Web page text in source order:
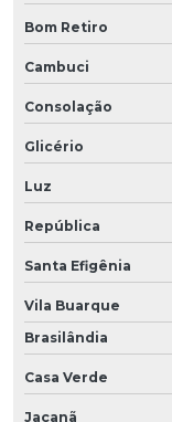
Bom Retiro
Cambuci
Consolação
Glicério
Luz
República
Santa Efigênia
Vila Buarque
Brasilândia
Casa Verde
Jaçanã